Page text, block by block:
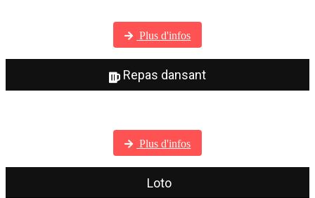
Plus d'infos
Repas dansant
Plus d'infos
Loto